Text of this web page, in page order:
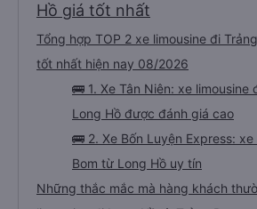
Hồ giá tốt nhất
Tổng hợp TOP 2 xe limousine đi
tốt nhất hiện nay 08/2026
🚌 1. Xe Tân Niên: xe limousine
Long Hồ được đánh giá cao
🚌 2. Xe Bốn Luyện Express:
Bom từ Long Hồ uy tín
Những thắc mắc mà hàng khách